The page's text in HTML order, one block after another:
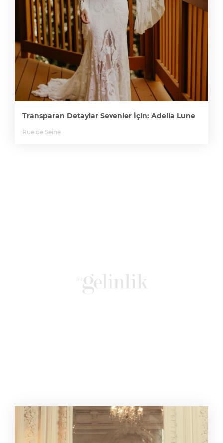
Transparan Detaylar Sevenler İçin: Adelia Lune
Rue de Seine